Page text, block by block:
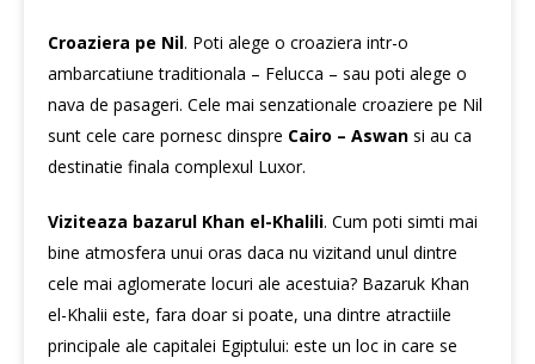
Croaziera pe Nil. Poti alege o croaziera intr-o
ambarcatiune traditionala – Felucca – sau poti alege o
nava de pasageri. Cele mai senzationale croaziere pe Nil
sunt cele care pornesc dinspre Cairo – Aswan si au ca
destinatie finala complexul Luxor.
Viziteaza bazarul Khan el-Khalili. Cum poti simti mai
bine atmosfera unui oras daca nu vizitand unul dintre
cele mai aglomerate locuri ale acestuia? Bazaruk Khan
el-Khalii este, fara doar si poate, una dintre atractiile
principale ale capitalei Egiptului: este un loc in care se